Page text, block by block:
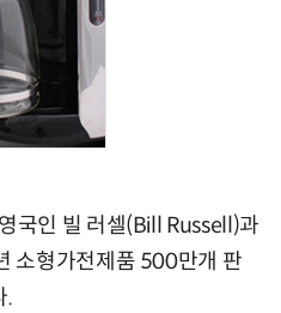
국인 빌 러셀(Bill Russell)과
소형가전제품 500만개 판
.